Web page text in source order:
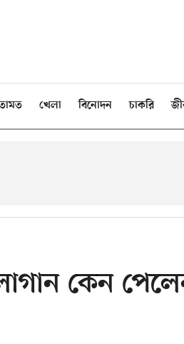
খেলা বিনোদন চাকরি
কেন